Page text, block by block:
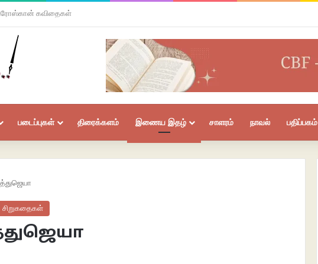
கவிதைகள்
படைப்புகள் திரைக்களம் இணைய இதழ் சாளரம் நாவல் பதிப்பகம்
சிறுகதைகள்